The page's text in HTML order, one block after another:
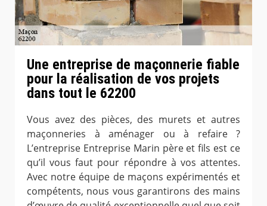
Une entreprise de maçonnerie fiable
pour la réalisation de vos projets
dans tout le 62200
Vous avez des pièces, des murets et autres
maçonneries à aménager ou à refaire ?
L’entreprise Entreprise Marin père et fils est ce
qu’il vous faut pour répondre à vos attentes.
Avec notre équipe de maçons expérimentés et
compétents, nous vous garantirons des mains